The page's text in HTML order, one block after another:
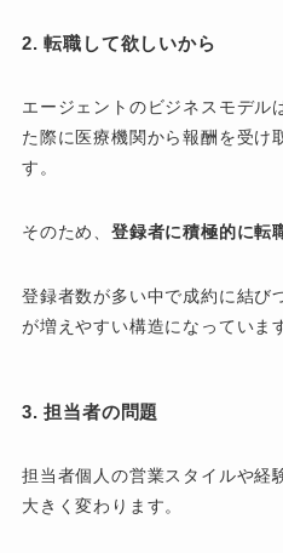
2. 転職して欲しいから
エージェントのビジネスモデル
た際に医療機関から報酬を受け
す。
そのため、 登録者に積極的に転
登録者数が多い中で成約に結び
が増えやすい構造になっていま
3. 担当者の問題
担当者個人の営業スタイルや経
大きく変わります。